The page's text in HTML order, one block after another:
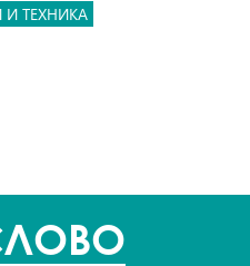
ТЕХНИКА